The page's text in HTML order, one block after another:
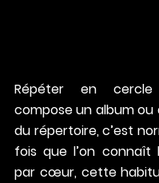
Répéter en
compose un album ou
du répertoire, c’est
fois que l’on connaît
par cœur, cette